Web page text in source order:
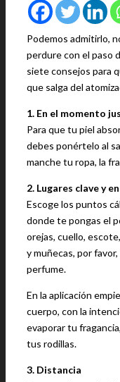
Podemos admitirlo,
perdure con el paso
siete consejos para
que salga del
1. En el momento
Para que tu piel
debes ponértelo al
manche tu ropa, la
2. Lugares clave y
Escoge los puntos
donde te pongas el
orejas, cuello,
y muñecas, por
perfume.
En la aplicación
cuerpo, con la
evaporar tu
tus rodillas.
3. Distancia